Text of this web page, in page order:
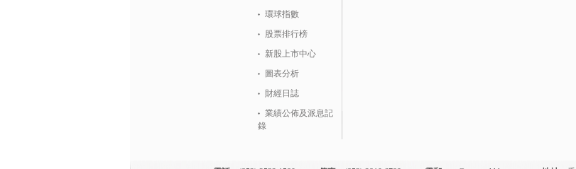
環球指數
股票排行榜
新股上市中心
圖表分析
財經日誌
業績公佈及派息記
錄